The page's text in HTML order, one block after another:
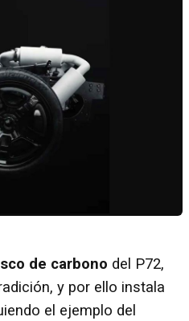
de carbono del P72,
y por ello instala
el ejemplo del